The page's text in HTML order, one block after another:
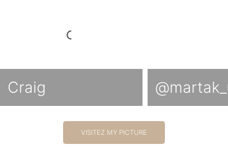
Craig
VISITEZ MY PICTURE